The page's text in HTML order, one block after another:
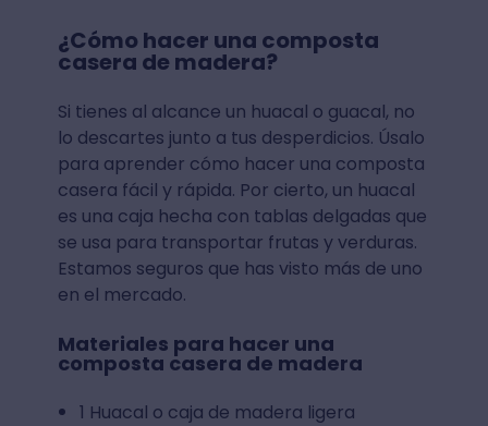
¿Cómo hacer una composta
casera de madera?
Si tienes al alcance un huacal o guacal, no
lo descartes junto a tus desperdicios. Úsalo
para aprender cómo hacer una composta
casera fácil y rápida. Por cierto, un huacal
es una caja hecha con tablas delgadas que
se usa para transportar frutas y verduras.
Estamos seguros que has visto más de uno
en el mercado.
Materiales para hacer una
composta casera de madera
1 Huacal o caja de madera ligera